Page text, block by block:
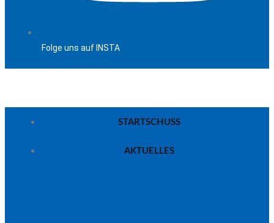
Folge uns auf INSTA
STARTSCHUSS
AKTUELLES